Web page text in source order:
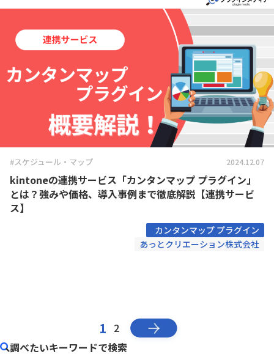
#スケジュール・マップ 2024.12.07
kintoneの連携サービス「カンタンマップ プラグイン」
とは？強みや価格、導入事例まで徹底解説【連携サービ
ス】
カンタンマップ プラグイン
あっとクリエーション株式会社
1 2
調べたいキーワードで検索